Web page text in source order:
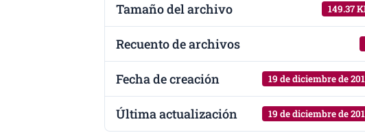
Tamaño del archivo 149.37
Recuento de archivos
Fecha de creación 19 de diciembre de
Última actualización 19 de diciembre de